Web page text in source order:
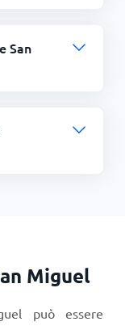
San
Miguel
può essere